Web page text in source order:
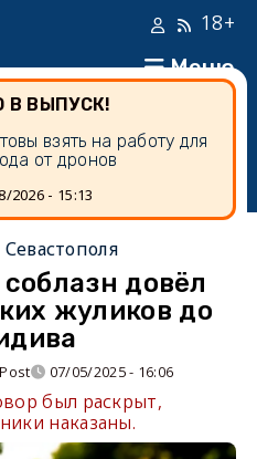
Меню
18+
В ВЫПУСК!
взять на работу для
от дронов
2026 - 15:13
довёл
жуликов до
07/05/2025 - 16:06
был раскрыт,
наказаны.